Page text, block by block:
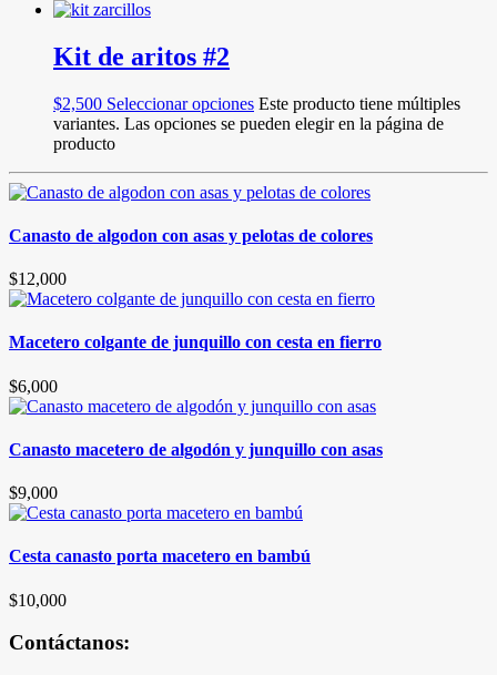
Kit de aritos #2
$2,500 Seleccionar opciones Este producto tiene múltiples
variantes. Las opciones se pueden elegir en la página de
producto
Canasto de algodon con asas y pelotas de colores
$12,000
Macetero colgante de junquillo con cesta en fierro
$6,000
Canasto macetero de algodón y junquillo con asas
$9,000
Cesta canasto porta macetero en bambú
$10,000
Contáctanos: